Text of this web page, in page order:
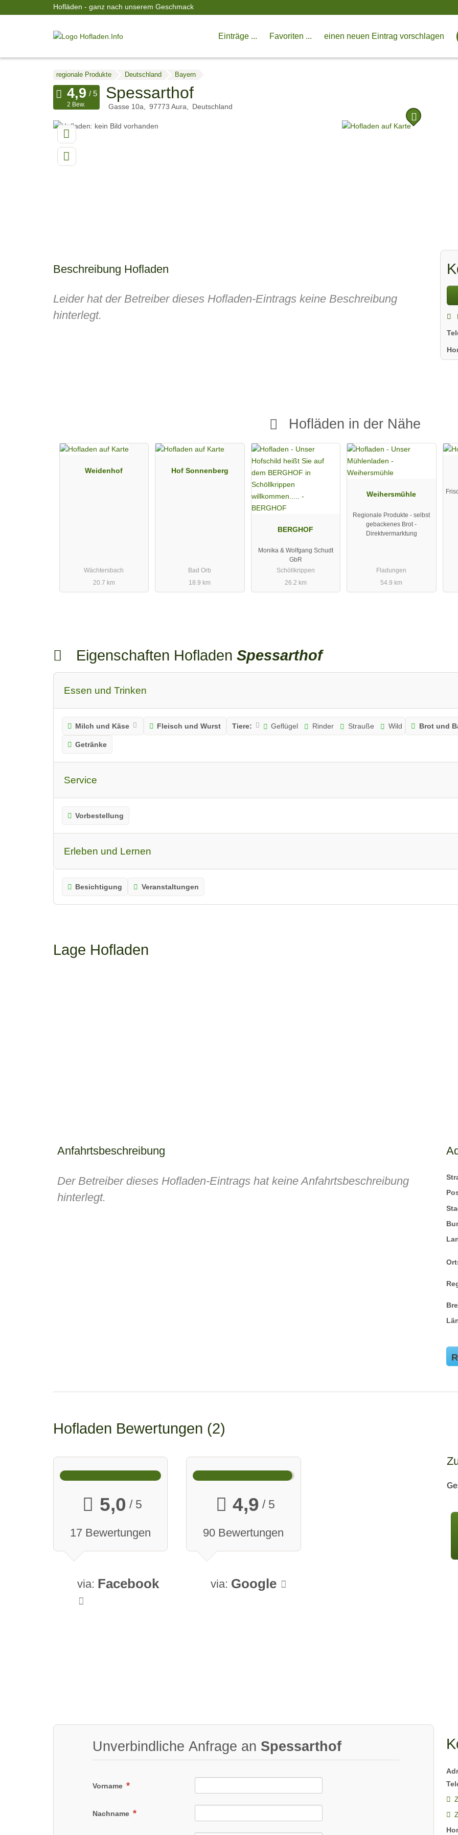
Hofläden - ganz nach unserem Geschmack
Einträge ... Favoriten ... einen neuen Eintrag vorschlagen
regionale Produkte Deutschland Bayern
Spessarthof
Gasse 10a 97773 Aura Deutschland
2 Bew.
Beschreibung Hofladen
Leider hat der Betreiber dieses Hofladen-Eintrags keine Beschreibung
hinterlegt.
Hofläden in der Nähe
Weidenhof
Wächtersbach
20.7 km
Hof Sonnenberg
Bad Orb
18.9 km
BERGHOF
Monika & Wolfgang Schudt
GbR
Schöllkrippen
26.2 km
Weihersmühle
Regionale Produkte - selbst
gebackenes Brot -
Direktvermarktung
Fladungen
54.9 km
Eigenschaften Hofladen Spessarthof
Essen und Trinken
Milch und Käse Fleisch und Wurst Tiere: Geflügel Rinder Strauße Wild Brot und
Getränke
Service
Vorbestellung
Erleben und Lernen
Besichtigung Veranstaltungen
Lage Hofladen
Anfahrtsbeschreibung
Der Betreiber dieses Hofladen-Eintrags hat keine Anfahrtsbeschreibung
hinterlegt.
Hofladen Bewertungen 2
5,0 / 5
17 Bewertungen
via: Facebook
4,9 / 5
90 Bewertungen
via: Google
Unverbindliche Anfrage an Spessarthof
Vorname
Nachname